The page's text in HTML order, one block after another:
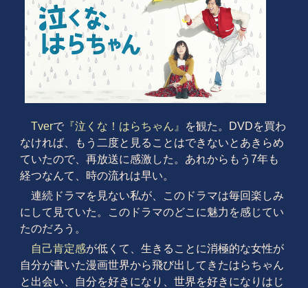
Tverで『泣くな！はらちゃん』
を観た。DVDを買わ
なければ、もう二度と見ることはできないとあきらめ
ていたので、再放送に感激した。あれからもう7年も
経つなんて、時の流れは早い。
連続ドラマを見ない私が、このドラマは毎回楽しみ
にして見ていた。このドラマのどこに魅力を感じてい
たのだろう。
自己肯定感が低くて、生きることに消極的な女性が
自分が書いた漫画世界から飛び出してきたはらちゃん
と出会い、自分を好きになり、世界を好きになりはじ